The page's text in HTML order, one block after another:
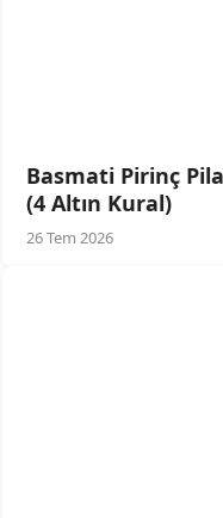
Basmati Pirinç
(4 Altın Kural)
26 Tem 2026